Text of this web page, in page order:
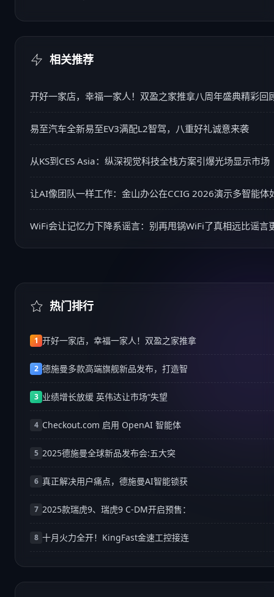
相关推荐
开好一家店，幸福一家人！双盈之家推拿八周年盛典精彩回
易至汽车全新易至EV3满配L2智驾，八重好礼诚意来袭
从KS到CES Asia：纵深视觉科技全栈方案引爆光场显示市场
让AI像团队一样工作：金山办公在CCIG 2026演示多智能体
WiFi会让记忆力下降系谣言：别再甩锅WiFi了真相远比谣言
热门排行
1 开好一家店，幸福一家人！双盈之家推拿
2 德施曼多款高端旗舰新品发布，打造智
3 业绩增长放缓 英伟达让市场“失望
4 Checkout.com 启用 OpenAI 智能体
5 2025德施曼全球新品发布会:五大突
6 真正解决用户痛点，德施曼AI智能锁获
7 2025款瑞虎9、瑞虎9 C-DM开启预售：
8 十月火力全开！KingFast金速工控接连